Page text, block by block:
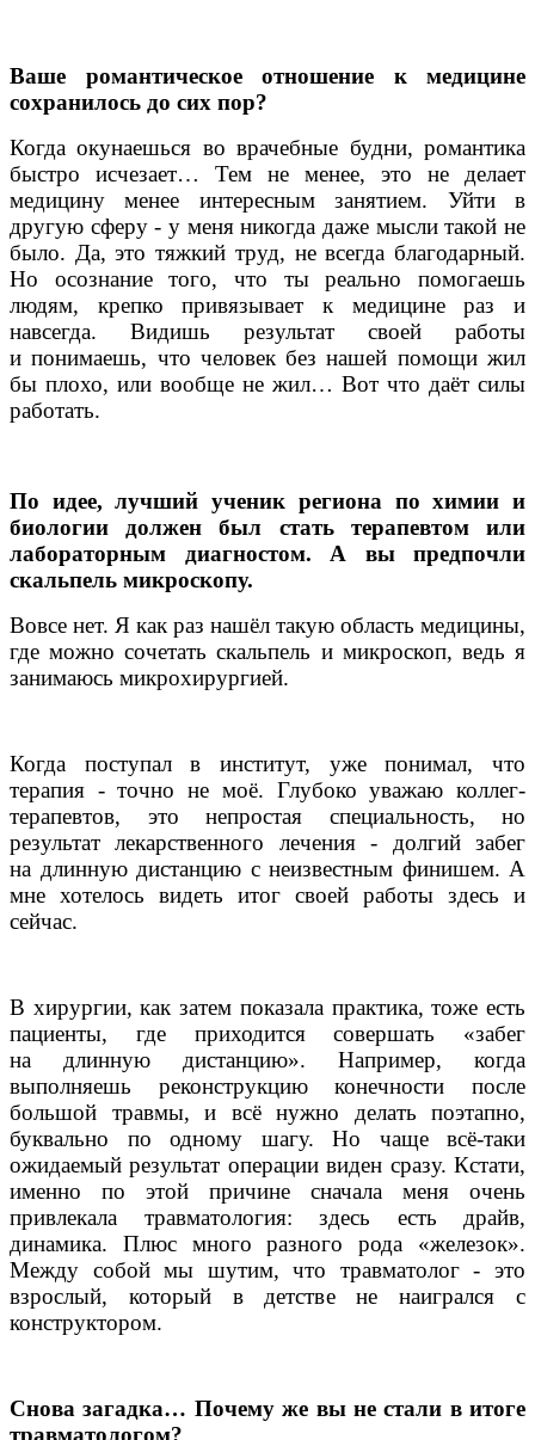
Ваше романтическое отношение к медицине
сохранилось до сих пор?
Когда окунаешься во врачебные будни, романтика
быстро исчезает… Тем не менее, это не делает
медицину менее интересным занятием. Уйти в
другую сферу - у меня никогда даже мысли такой не
было. Да, это тяжкий труд, не всегда благодарный.
Но осознание того, что ты реально помогаешь
людям, крепко привязывает к медицине раз и
навсегда. Видишь результат своей работы
и понимаешь, что человек без нашей помощи жил
бы плохо, или вообще не жил… Вот что даёт силы
работать.
По идее, лучший ученик региона по химии и
биологии должен был стать терапевтом или
лабораторным диагностом. А вы предпочли
скальпель микроскопу.
Вовсе нет. Я как раз нашёл такую область медицины,
где можно сочетать скальпель и микроскоп, ведь я
занимаюсь микрохирургией.
Когда поступал в институт, уже понимал, что
терапия - точно не моё. Глубоко уважаю коллег-
терапевтов, это непростая специальность, но
результат лекарственного лечения - долгий забег
на длинную дистанцию с неизвестным финишем. А
мне хотелось видеть итог своей работы здесь и
сейчас.
В хирургии, как затем показала практика, тоже есть
пациенты, где приходится совершать «забег
на длинную дистанцию». Например, когда
выполняешь реконструкцию конечности после
большой травмы, и всё нужно делать поэтапно,
буквально по одному шагу. Но чаще всё-таки
ожидаемый результат операции виден сразу. Кстати,
именно по этой причине сначала меня очень
привлекала травматология: здесь есть драйв,
динамика. Плюс много разного рода «железок».
Между собой мы шутим, что травматолог - это
взрослый, который в детстве не наигрался с
конструктором.
Снова загадка… Почему же вы не стали в итоге